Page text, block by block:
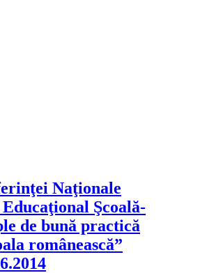
Naţionale
Şcoală-
de bună practică
românească”